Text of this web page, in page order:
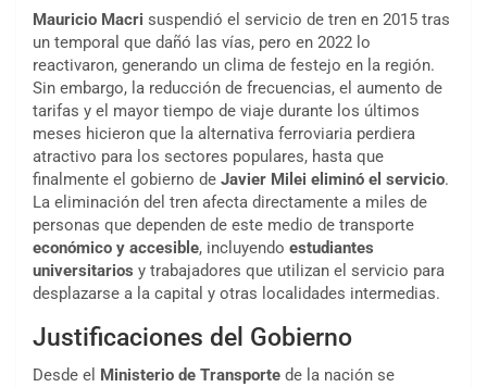
Mauricio Macri suspendió el servicio de tren en 2015 tras
un temporal que dañó las vías, pero en 2022 lo
reactivaron, generando un clima de festejo en la región.
Sin embargo, la reducción de frecuencias, el aumento de
tarifas y el mayor tiempo de viaje durante los últimos
meses hicieron que la alternativa ferroviaria perdiera
atractivo para los sectores populares, hasta que
finalmente el gobierno de Javier Milei eliminó el servicio.
La eliminación del tren afecta directamente a miles de
personas que dependen de este medio de transporte
económico y accesible, incluyendo estudiantes
universitarios y trabajadores que utilizan el servicio para
desplazarse a la capital y otras localidades intermedias.
Justificaciones del Gobierno
Desde el Ministerio de Transporte de la nación se